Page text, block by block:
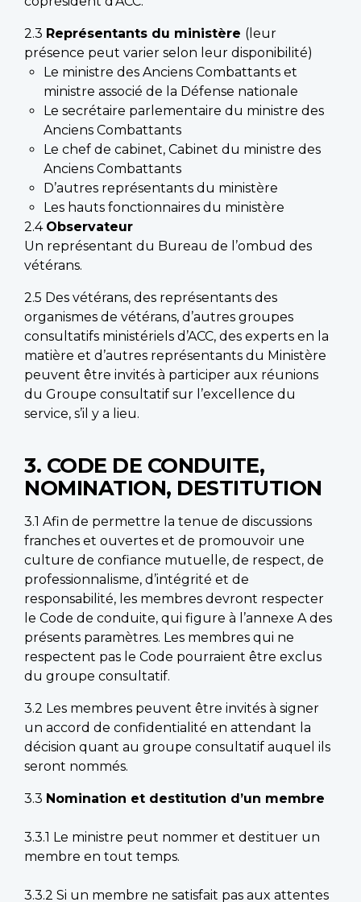
2.3 Représentants du ministère (leur
présence peut varier selon leur disponibilité)
Le ministre des Anciens Combattants et
ministre associé de la Défense nationale
Le secrétaire parlementaire du ministre des
Anciens Combattants
Le chef de cabinet, Cabinet du ministre des
Anciens Combattants
D’autres représentants du ministère
Les hauts fonctionnaires du ministère
2.4 Observateur
Un représentant du Bureau de l’ombud des
vétérans.
2.5 Des vétérans, des représentants des
organismes de vétérans, d’autres groupes
consultatifs ministériels d’ACC, des experts en la
matière et d’autres représentants du Ministère
peuvent être invités à participer aux réunions
du Groupe consultatif sur l’excellence du
service, s’il y a lieu.
3. CODE DE CONDUITE,
NOMINATION, DESTITUTION
3.1 Afin de permettre la tenue de discussions
franches et ouvertes et de promouvoir une
culture de confiance mutuelle, de respect, de
professionnalisme, d’intégrité et de
responsabilité, les membres devront respecter
le Code de conduite, qui figure à l’annexe A des
présents paramètres. Les membres qui ne
respectent pas le Code pourraient être exclus
du groupe consultatif.
3.2 Les membres peuvent être invités à signer
un accord de confidentialité en attendant la
décision quant au groupe consultatif auquel ils
seront nommés.
3.3 Nomination et destitution d’un membre
3.3.1 Le ministre peut nommer et destituer un
membre en tout temps.
3.3.2 Si un membre ne satisfait pas aux attentes